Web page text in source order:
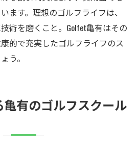
で学べるインドアゴルフスク
コアアップにつながる理由を
！亀有のゴルフスクール
ます。理想のゴルフライフは、
術を磨くこと。Golfet亀有はその
的で充実したゴルフライフのス
う。
有のゴルフスクール